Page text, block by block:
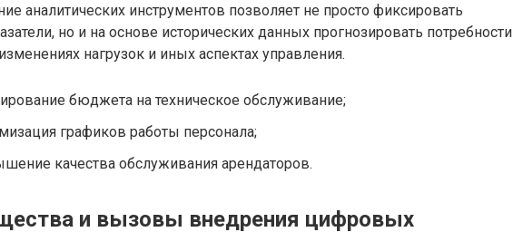
аналитических инструментов позволяет не просто фиксировать
но и на основе исторических данных прогнозировать потребности
нагрузок и иных аспектах управления.
бюджета на техническое обслуживание;
графиков работы персонала;
качества обслуживания арендаторов.
и вызовы внедрения цифровых